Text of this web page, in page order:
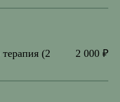
(2
2 000 ₽